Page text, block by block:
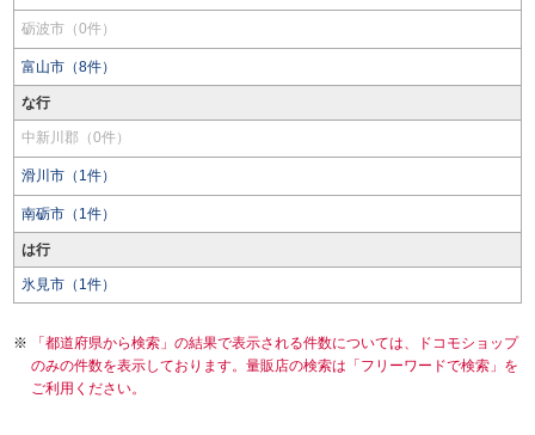
砺波市（0件）
富山市（8件）
な行
中新川郡（0件）
滑川市（1件）
南砺市（1件）
は行
氷見市（1件）
「都道府県から検索」の結果で表示される件数については、ドコモショップ
のみの件数を表示しております。量販店の検索は「フリーワードで検索」を
ご利用ください。